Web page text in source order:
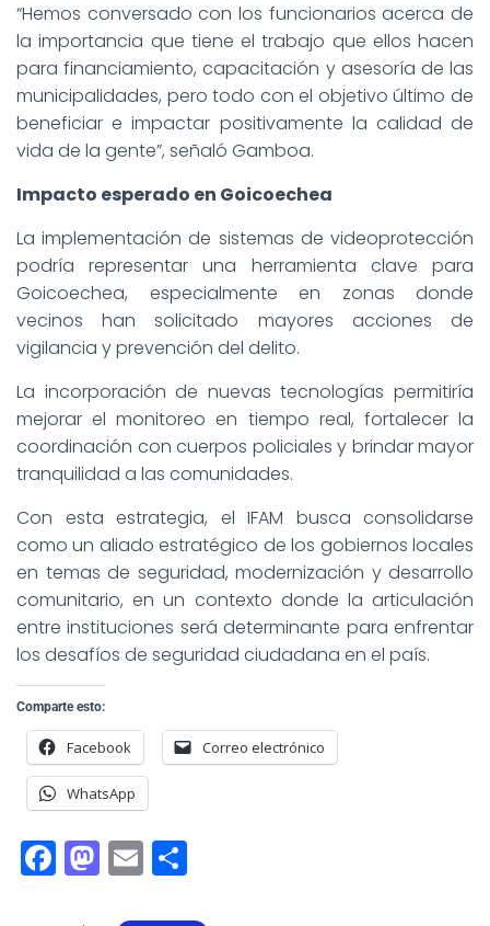
“Hemos conversado con los funcionarios acerca de
la importancia que tiene el trabajo que ellos hacen
para financiamiento, capacitación y asesoría de las
municipalidades, pero todo con el objetivo último de
beneficiar e impactar positivamente la calidad de
vida de la gente”, señaló Gamboa.
Impacto esperado en Goicoechea
La implementación de sistemas de videoprotección
podría representar una herramienta clave para
Goicoechea, especialmente en zonas donde
vecinos han solicitado mayores acciones de
vigilancia y prevención del delito.
La incorporación de nuevas tecnologías permitiría
mejorar el monitoreo en tiempo real, fortalecer la
coordinación con cuerpos policiales y brindar mayor
tranquilidad a las comunidades.
Con esta estrategia, el IFAM busca consolidarse
como un aliado estratégico de los gobiernos locales
en temas de seguridad, modernización y desarrollo
comunitario, en un contexto donde la articulación
entre instituciones será determinante para enfrentar
los desafíos de seguridad ciudadana en el país.
Comparte esto:
Facebook Correo electrónico
WhatsApp
F M E